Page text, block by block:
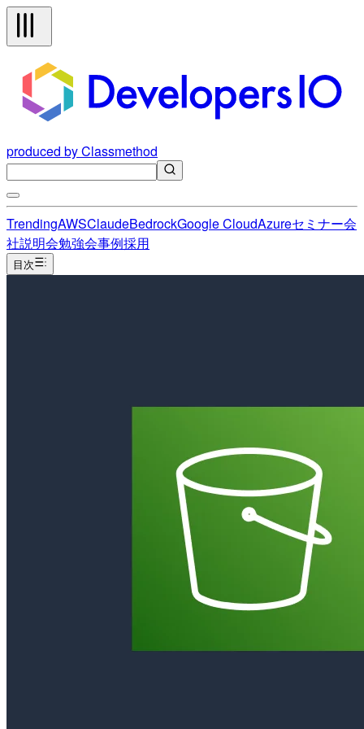
produced by Classmethod
TrendingAWSClaudeBedrockGoogle CloudAzureセミナー会
社説明会勉強会事例採用
目次